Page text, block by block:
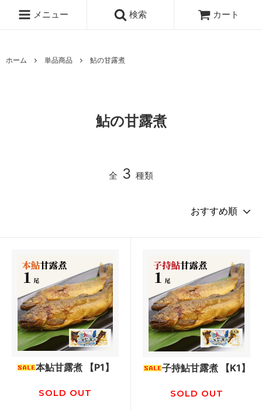
メニュー 検索 カート
ホーム 単品商品 鮎の甘露煮
鮎の甘露煮
全 3 種類
本鮎甘露煮 【P1】
SOLD OUT
子持鮎甘露煮 【K1】
SOLD OUT